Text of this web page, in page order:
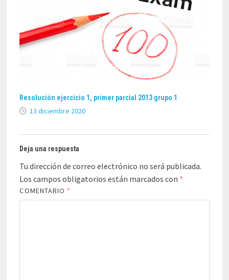
Resolución ejercicio 1, primer parcial 2013 grupo 1
13 diciembre 2020
Deja una respuesta
Tu dirección de correo electrónico no será publicada.
Los campos obligatorios están marcados con *
COMENTARIO *